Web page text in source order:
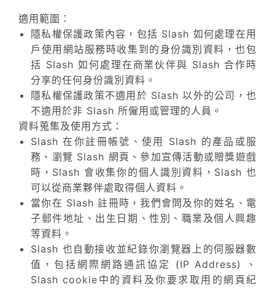
適用範圍：
隱私權保護政策內容，包括 Slash 如何處理在用
戶使用網站服務時收集到的身份識別資料，也包
括 Slash 如何處理在商業伙伴與 Slash 合作時
分享的任何身份識別資料。
隱私權保護政策不適用於 Slash 以外的公司，也
不適用於非 Slash 所僱用或管理的人員。
資料蒐集及使用方式：
Slash 在你註冊帳號、使用 Slash 的產品或服
務、瀏覽 Slash 網頁、參加宣傳活動或贈獎遊戲
時，Slash 會收集你的個人識別資料，Slash 也
可以從商業夥伴處取得個人資料。
當你在 Slash 註冊時，我們會問及你的姓名、電
子郵件地址、出生日期、性別、職業及個人興趣
等資料。
Slash 也自動接收並紀錄你瀏覽器上的伺服器數
值，包括網際網路通訊協定 (IP Address) 、
Slash cookie中的資料及你要求取用的網頁紀